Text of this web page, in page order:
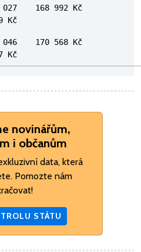
027
Kč
168 992 Kč
046
Kč
170 568 Kč
novinářům,
i občanům
data, která
Pomozte nám
STÁTU